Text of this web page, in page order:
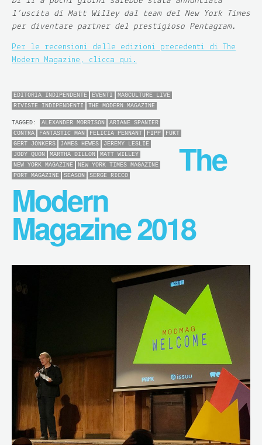
l’uscita di Matt Willey dal team del New York Times
per diventare partner del prestigioso Pentagram.
Per le recensioni delle edizioni precedenti di The
Modern Magazine, clicca qui.
EDITORIA INDIPENDENTE EVENTI
MAGCULTURE LIVE
RIVISTE INDIPENDENTI
THE MODERN MAGAZINE
TAGGED: ALEXANDER MORRISON
ARIANE SPANIER
CONTRA
FANTASTIC MAN FELICIA PENNANT FIPP
FUKT
GERT JONKERS
JAMES HEWES
JEREMY LESLIE
JODY QUON
MARTHA DILLON
MATT WILLEY
NEW YORK MAGAZINE
NEW YORK TIMES MAGAZINE
PORT MAGAZINE
SEASON SERGE RICCO
The
Modern
Magazine 2018